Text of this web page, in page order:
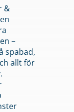
&
–
spabad,
allt för